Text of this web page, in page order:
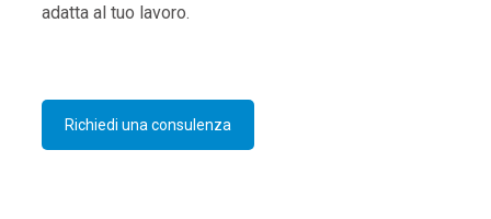
adatta al tuo lavoro.
Richiedi una consulenza